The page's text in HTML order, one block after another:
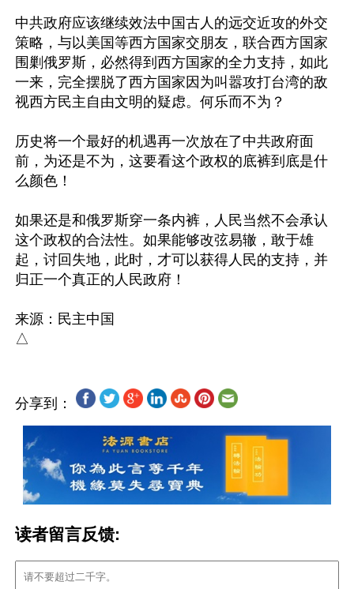
中共政府应该继续效法中国古人的远交近攻的外交
策略，与以美国等西方国家交朋友，联合西方国家
围剿俄罗斯，必然得到西方国家的全力支持，如此
一来，完全摆脱了西方国家因为叫嚣攻打台湾的敌
视西方民主自由文明的疑虑。何乐而不为？
历史将一个最好的机遇再一次放在了中共政府面
前，为还是不为，这要看这个政权的底裤到底是什
么颜色！
如果还是和俄罗斯穿一条内裤，人民当然不会承认
这个政权的合法性。如果能够改弦易辙，敢于雄
起，讨回失地，此时，才可以获得人民的支持，并
归正一个真正的人民政府！
来源：民主中国
分享到：
读者留言反馈: